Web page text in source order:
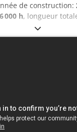
de construction:
000 h, longueur
, Boge S 101
: 2002 Débit
: 8 bar Vitesse